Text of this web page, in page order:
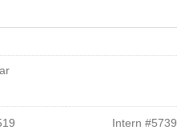
Intern #5739